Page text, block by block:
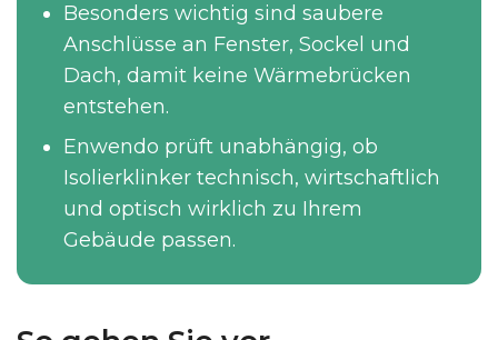
Besonders wichtig sind saubere
Anschlüsse an Fenster, Sockel und
Dach, damit keine Wärmebrücken
entstehen.
Enwendo prüft unabhängig, ob
Isolierklinker technisch, wirtschaftlich
und optisch wirklich zu Ihrem
Gebäude passen.